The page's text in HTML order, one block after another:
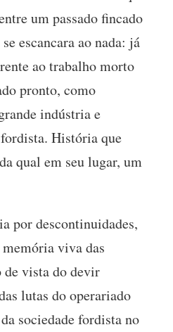
um passado fincado
escancara ao nada: já
ao trabalho morto
pronto, como
indústria e
História que
qual em seu lugar, um
por descontinuidades,
viva das
de vista do devir
lutas do operariado
sociedade fordista no